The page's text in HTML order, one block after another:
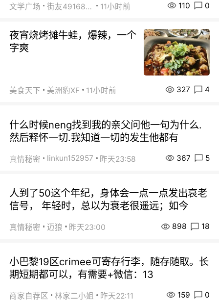
文学广场 街友49168527 11小时前 110 0
夜宵烧烤摊牛蛙，爆辣，一个
字爽
美食天下 美洲豹XF 11小时前 327 4
什么时候neng找到我的亲父问他一句为什么.
然后释怀一切.我知道一切的发生他都有
真情秘密 linkun152957 昨天23:58 367 5
人到了50这个年纪，身体会一点一点发出哀老
信号， 年轻时，总以为衰老很遥远；如今
真情秘密 迈狼 昨天23:00 898 18
小巴黎19区crimee可寄存行李，随存随取。长
期短期都可以，有需要+微信：13
商家自荐区 林家二小姐 昨天22:11 159 0